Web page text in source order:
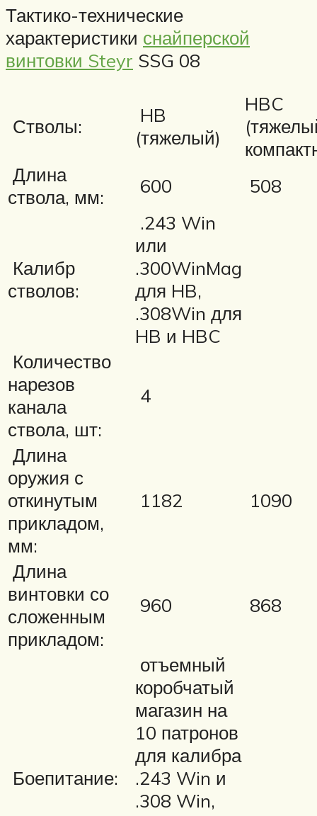
Тактико-технические
характеристики снайперской
винтовки Steyr SSG 08
Стволы:
HB
(тяжелый)
HBC
Длина
ствола, мм:
600 508
Калибр
стволов:
.243 Win
или
.300WinMag
для HB,
.308Win для
HB и HBC
Количество
нарезов
канала
ствола, шт:
4
Длина
оружия с
откинутым
прикладом,
мм:
1182 1090
Длина
винтовки со
сложенным
прикладом:
960 868
Боепитание:
отъемный
коробчатый
магазин на
10 патронов
для калибра
.243 Win и
.308 Win,